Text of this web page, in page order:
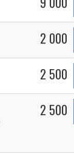
2 000
2 500
2 500